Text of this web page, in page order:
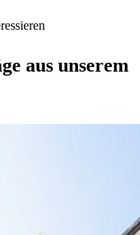
aus unserem